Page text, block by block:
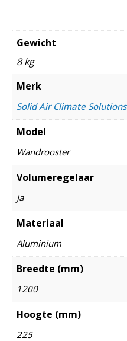
Gewicht
8 kg
Merk
Solid Air Climate Solutions
Model
Wandrooster
Volumeregelaar
Ja
Materiaal
Aluminium
Breedte (mm)
1200
Hoogte (mm)
225